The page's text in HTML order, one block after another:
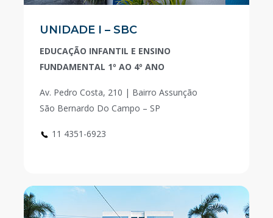
UNIDADE I – SBC
EDUCAÇÃO INFANTIL E ENSINO
FUNDAMENTAL 1º AO 4º ANO
Av. Pedro Costa, 210 | Bairro Assunção
São Bernardo Do Campo – SP
11 4351-6923